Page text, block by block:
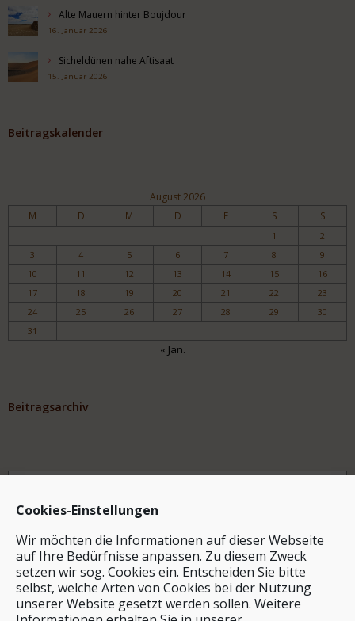
Cookies-Einstellungen
Wir möchten die Informationen auf dieser Webseite
auf Ihre Bedürfnisse anpassen. Zu diesem Zweck
setzen wir sog. Cookies ein. Entscheiden Sie bitte
selbst, welche Arten von Cookies bei der Nutzung
unserer Website gesetzt werden sollen. Weitere
Alte Mauern hinter Boujdour
16. Januar 2026
Sicheldünen nahe Aftisaat
15. Januar 2026
Beitragskalender
August 2026
M D M D F S S
1
2
3
4 5 6 7 8
9
10
11 12 13 14 15
16
17
18 19 20 21 22
23
24
25 26 27 28 29
30
31
« Jan.
Beitragsarchiv
Archiv
Stichwortsuche